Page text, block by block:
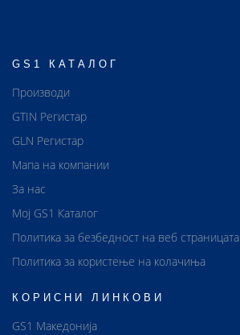
GS1 КАТАЛОГ
Производи
GTIN Регистар
GLN Регистар
Мапа на компании
За нас
Мој GS1 Каталог
Политика за безбедност на веб страницата
Политика за користење на колачиња
КОРИСНИ ЛИНКОВИ
GS1 Македонија